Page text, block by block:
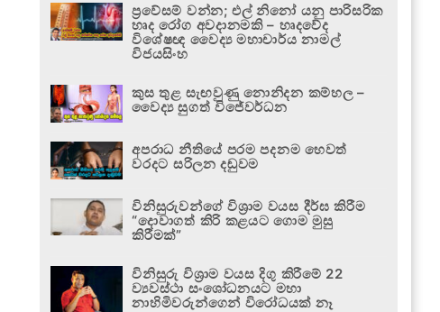
ප්‍රවේසම් වන්න; එල් නිනෝ යනු පාරිසරික
හෘද රෝග අවදානමකි – හෘදවේද
විශේෂඥ වෛද්‍ය මහාචාර්ය නාමල්
විජයසිංහ
කුස තුළ සැඟවුණු නොනිදන කම්හල –
වෛද්‍ය සුගත් විජේවර්ධන
අපරාධ නීතියේ පරම පදනම හෙවත්
වරදට සරිලන දඬුවම
විනිසුරුවන්ගේ විශ්‍රාම වයස දීර්ඝ කිරීම
“දොවාගත් කිරි කළයට ගොම මුසු
කිරීමක්”
විනිසුරු විශ්‍රාම වයස දිගු කිරීමේ 22
ව්‍යවස්ථා සංශෝධනයට මහා
නාහිමිවරුන්ගෙන් විරෝධයක් නෑ